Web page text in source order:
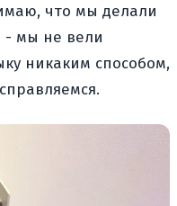
что мы делали
- мы не вели
никаким способом,